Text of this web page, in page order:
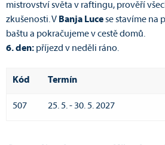
mistrovství světa v raftingu, prověří
zkušenosti. V Banja Lucese stavíme na
baštu a pokračujeme v cestě domů.
6. den: příjezd v neděli ráno.
Kód Termín
507 25. 5. - 30. 5. 2027